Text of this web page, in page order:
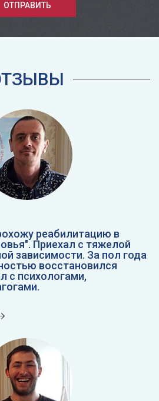
ОТПРАВИТЬ
реабилитацию в
Приехал с тяжелой
зависимости. За пол года
восстановился
с психологами,